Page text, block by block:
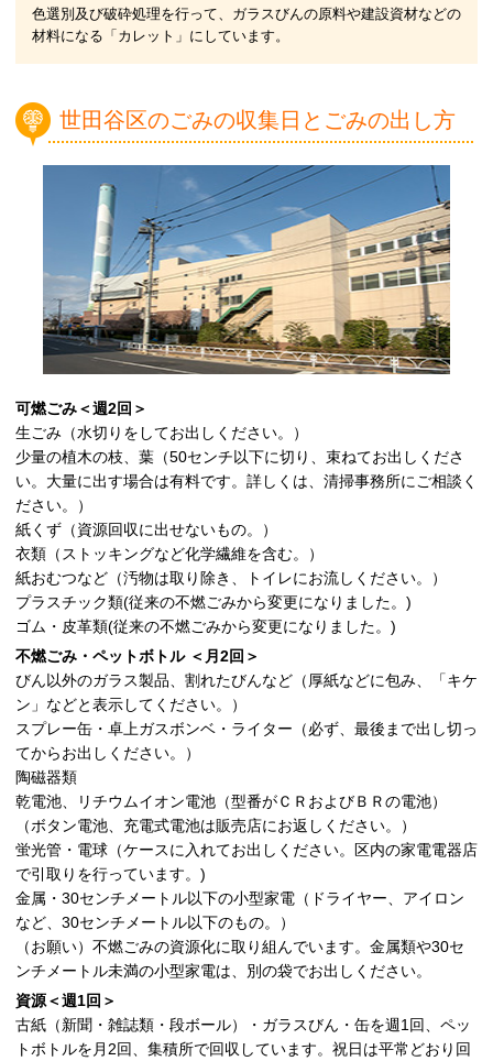
色選別及び破砕処理を行って、ガラスびんの原料や建設資材などの
材料になる「カレット」にしています。
世田谷区のごみの収集日とごみの出し方
可燃ごみ＜週2回＞
生ごみ（水切りをしてお出しください。）
少量の植木の枝、葉（50センチ以下に切り、束ねてお出しくださ
い。大量に出す場合は有料です。詳しくは、清掃事務所にご相談く
ださい。）
紙くず（資源回収に出せないもの。）
衣類（ストッキングなど化学繊維を含む。）
紙おむつなど（汚物は取り除き、トイレにお流しください。）
プラスチック類(従来の不燃ごみから変更になりました。)
ゴム・皮革類(従来の不燃ごみから変更になりました。)
不燃ごみ・ペットボトル ＜月2回＞
びん以外のガラス製品、割れたびんなど（厚紙などに包み、「キケ
ン」などと表示してください。）
スプレー缶・卓上ガスボンベ・ライター（必ず、最後まで出し切っ
てからお出しください。）
陶磁器類
乾電池、リチウムイオン電池（型番がＣＲおよびＢＲの電池）
（ボタン電池、充電式電池は販売店にお返しください。）
蛍光管・電球（ケースに入れてお出しください。区内の家電電器店
で引取りを行っています。)
金属・30センチメートル以下の小型家電（ドライヤー、アイロン
など、30センチメートル以下のもの。）
（お願い）不燃ごみの資源化に取り組んでいます。金属類や30セ
ンチメートル未満の小型家電は、別の袋でお出しください。
資源＜週1回＞
古紙（新聞・雑誌類・段ボール）・ガラスびん・缶を週1回、ペッ
トボトルを月2回、集積所で回収しています。祝日は平常どおり回